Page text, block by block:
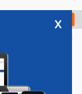
Check in
x